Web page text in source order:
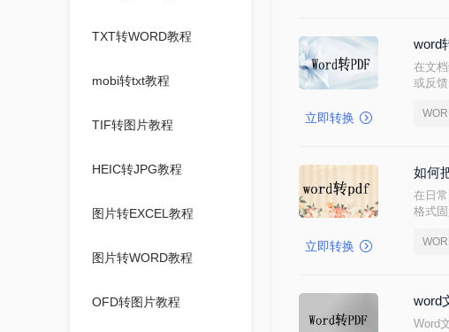
TXT转WORD教程
mobi转txt教程
TIF转图片教程
HEIC转JPG教程
图片转EXCEL教程
图片转WORD教程
OFD转图片教程
立即转换
word
在文
或反
呢？
立即转换
如何
在日
格式
word
Word